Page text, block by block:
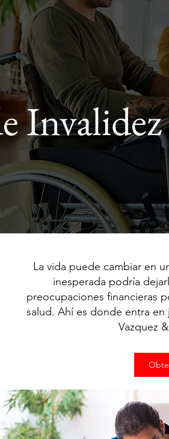
Invalidez
La vida puede cambiar en
inesperada podría
preocupaciones financieras
salud. Ahí es donde entra
Vazquez